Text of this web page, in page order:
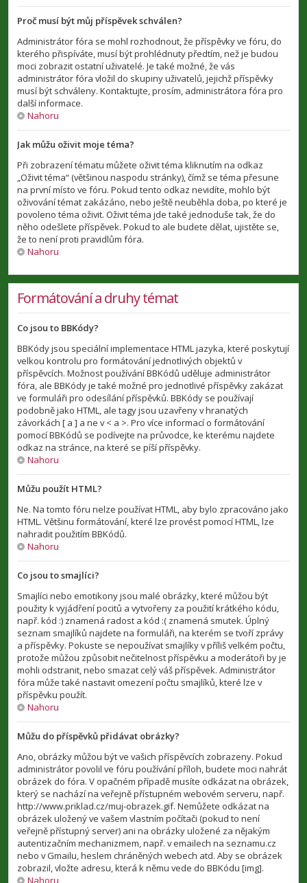
Proč musí být můj příspěvek schválen?
Administrátor fóra se mohl rozhodnout, že příspěvky ve fóru, do
kterého přispíváte, musí být prohlédnuty předtím, než je budou
moci zobrazit ostatní uživatelé. Je také možné, že vás
administrátor fóra vložil do skupiny uživatelů, jejichž příspěvky
musí být schváleny. Kontaktujte, prosím, administrátora fóra pro
další informace.
Nahoru
Jak můžu oživit moje téma?
Při zobrazení tématu můžete oživit téma kliknutím na odkaz
„Oživit téma“ (většinou naspodu stránky), čímž se téma přesune
na první místo ve fóru. Pokud tento odkaz nevidíte, mohlo být
oživování témat zakázáno, nebo ještě neuběhla doba, po které je
povoleno téma oživit. Oživit téma jde také jednoduše tak, že do
něho odešlete příspěvek. Pokud to ale budete dělat, ujistěte se,
že to není proti pravidlům fóra.
Nahoru
Formátování a druhy témat
Co jsou to BBKódy?
BBKódy jsou speciální implementace HTML jazyka, které poskytují
velkou kontrolu pro formátování jednotlivých objektů v
příspěvcích. Možnost používání BBKódů uděluje administrátor
fóra, ale BBKódy je také možné pro jednotlivé příspěvky zakázat
ve formuláři pro odesílání příspěvků. BBKódy se používají
podobně jako HTML, ale tagy jsou uzavřeny v hranatých
závorkách [ a ] a ne v < a >. Pro více informací o formátování
pomocí BBKódů se podívejte na průvodce, ke kterému najdete
odkaz na stránce, na které se píší příspěvky.
Nahoru
Můžu použít HTML?
Ne. Na tomto fóru nelze používat HTML, aby bylo zpracováno jako
HTML. Většinu formátování, které lze provést pomocí HTML, lze
nahradit použitím BBKódů.
Nahoru
Co jsou to smajlíci?
Smajlíci nebo emotikony jsou malé obrázky, které můžou být
použity k vyjádření pocitů a vytvořeny za použití krátkého kódu,
např. kód :) znamená radost a kód :( znamená smutek. Úplný
seznam smajlíků najdete na formuláři, na kterém se tvoří zprávy
a příspěvky. Pokuste se nepoužívat smajlíky v příliš velkém počtu,
protože můžou způsobit nečitelnost příspěvku a moderátoři by je
mohli odstranit, nebo smazat celý váš příspěvek. Administrátor
fóra může také nastavit omezení počtu smajlíků, které lze v
příspěvku použít.
Nahoru
Můžu do příspěvků přidávat obrázky?
Ano, obrázky můžou být ve vašich příspěvcích zobrazeny. Pokud
administrátor povolil ve fóru používání příloh, budete moci nahrát
obrázek do fóra. V opačném případě musíte odkázat na obrázek,
který se nachází na veřejně přístupném webovém serveru, např.
http://www.priklad.cz/muj-obrazek.gif. Nemůžete odkázat na
obrázek uložený ve vašem vlastním počítači (pokud to není
veřejně přístupný server) ani na obrázky uložené za nějakým
autentizačním mechanizmem, např. v emailech na seznamu.cz
nebo v Gmailu, heslem chráněných webech atd. Aby se obrázek
zobrazil, vložte adresu, která k němu vede do BBKódu [img].
Nahoru